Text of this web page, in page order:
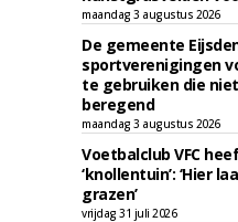
maandag 3 augustus 2026
De gemeente
sportverenigingen
te gebruiken die
beregend
maandag 3 augustus 2026
Voetbalclub VFC
‘knollentuin’: ‘Hier
grazen’
vrijdag 31 juli 2026